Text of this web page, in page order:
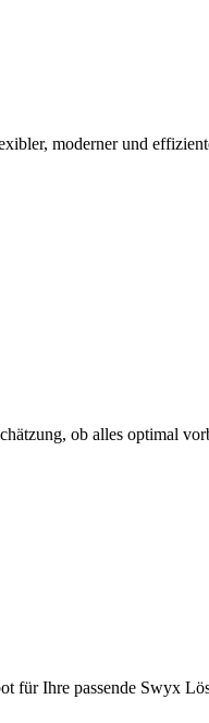
moderner und
ob alles optimal
für Ihre passende Swyx